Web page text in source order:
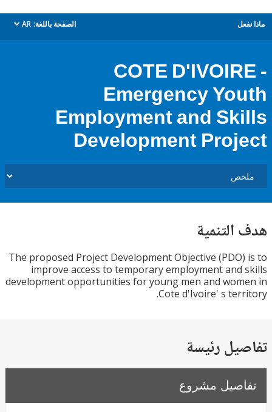
الصفحة باللغة: AR
dropdown
COTE
Emergency
Employment and
Development
The proposed Project Development Objective
improve access to temporary employment
development opportunities for young men and
Cote d'Ivoire' s
رئيسة
مشروع